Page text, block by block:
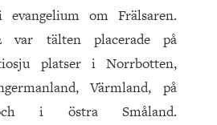
om Frälsaren.
var tälten placerade på
platser i Norrbotten,
Värmland, på
i östra Småland.